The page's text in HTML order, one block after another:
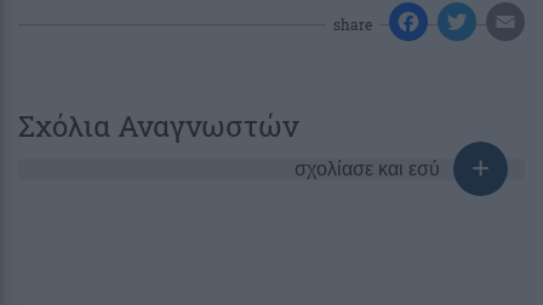
share
Σχόλια Αναγνωστών
σχολίασε και εσύ